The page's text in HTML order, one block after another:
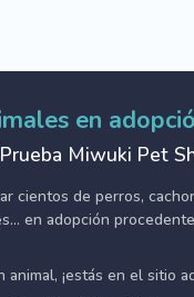
en
Miwuki Pet
cientos de perros,
en adopción
¡estás en el sitio